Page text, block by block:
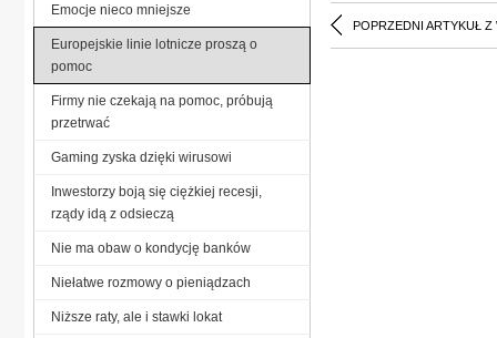
POPRZEDNI ARTYKUŁ Z
Emocje nieco mniejsze
Europejskie linie lotnicze proszą o
pomoc
Firmy nie czekają na pomoc, próbują
przetrwać
Gaming zyska dzięki wirusowi
Inwestorzy boją się ciężkiej recesji,
rządy idą z odsieczą
Nie ma obaw o kondycję banków
Niełatwe rozmowy o pieniądzach
Niższe raty, ale i stawki lokat